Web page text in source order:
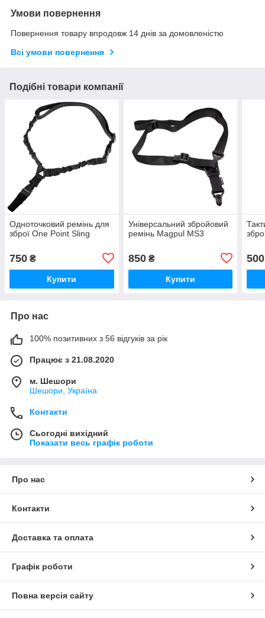
Умови повернення
Повернення товару впродовж 14 днів за домовленістю
Всі умови повернення
Подібні товари компанії
Одноточковий ремінь для
зброї One Point Sling
750 ₴
Купити
Універсальний збройовий
ремінь Magpul MS3
850₴
Купити
500
Про нас
100% позитивних з 56 відгуків за рік
Працює з 21.08.2020
м. Шешори
Шешори, Україна
Контакти
Сьогодні вихідний
Показати весь графік роботи
Про нас
Контакти
Доставка та оплата
Графік роботи
Повна версія сайту